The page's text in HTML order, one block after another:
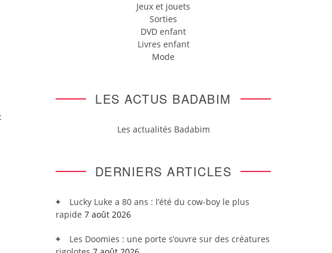
Jeux et jouets
Sorties
DVD enfant
Livres enfant
Mode
LES ACTUS BADABIM
Les actualités Badabim
DERNIERS ARTICLES
Lucky Luke a 80 ans : l’été du cow-boy le plus
rapide 7 août 2026
Les Doomies : une porte s’ouvre sur des créatures